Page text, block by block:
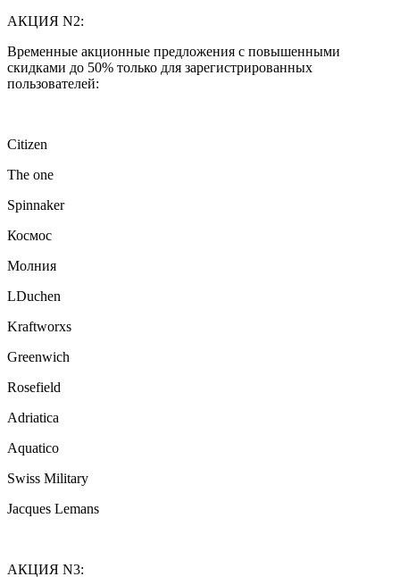
АКЦИЯ N2:
Временные акционные предложения с повышенными
скидками до 50% только для зарегистрированных
пользователей:
Citizen
The one
Spinnaker
Космос
Молния
LDuchen
Kraftworxs
Greenwich
Rosefield
Adriatica
Aquatico
Swiss Military
Jacques Lemans
АКЦИЯ N3: